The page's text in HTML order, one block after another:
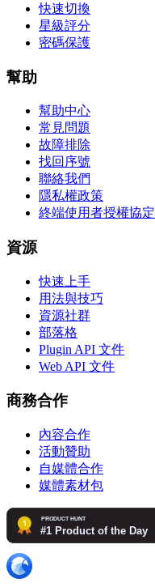
快速切換
星級評分
密碼保護
幫助
幫助中心
常見問題
故障排除
找回序號
聯絡我們
隱私權政策
終端使用者授權協定
資源
快速上手
用法與技巧
資源社群
部落格
Plugin API 文件
Web API 文件
商務合作
內容合作
活動贊助
自媒體合作
媒體素材包